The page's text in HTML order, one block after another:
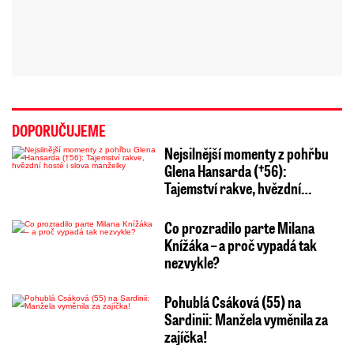
DOPORUČUJEME
Nejsilnější momenty z pohřbu
Glena Hansarda (†56):
Tajemství rakve, hvězdní…
Co prozradilo parte Milana
Knížáka – a proč vypadá tak
nezvykle?
Pohublá Csáková (55) na
Sardinii: Manžela vyměnila za
zajíčka!